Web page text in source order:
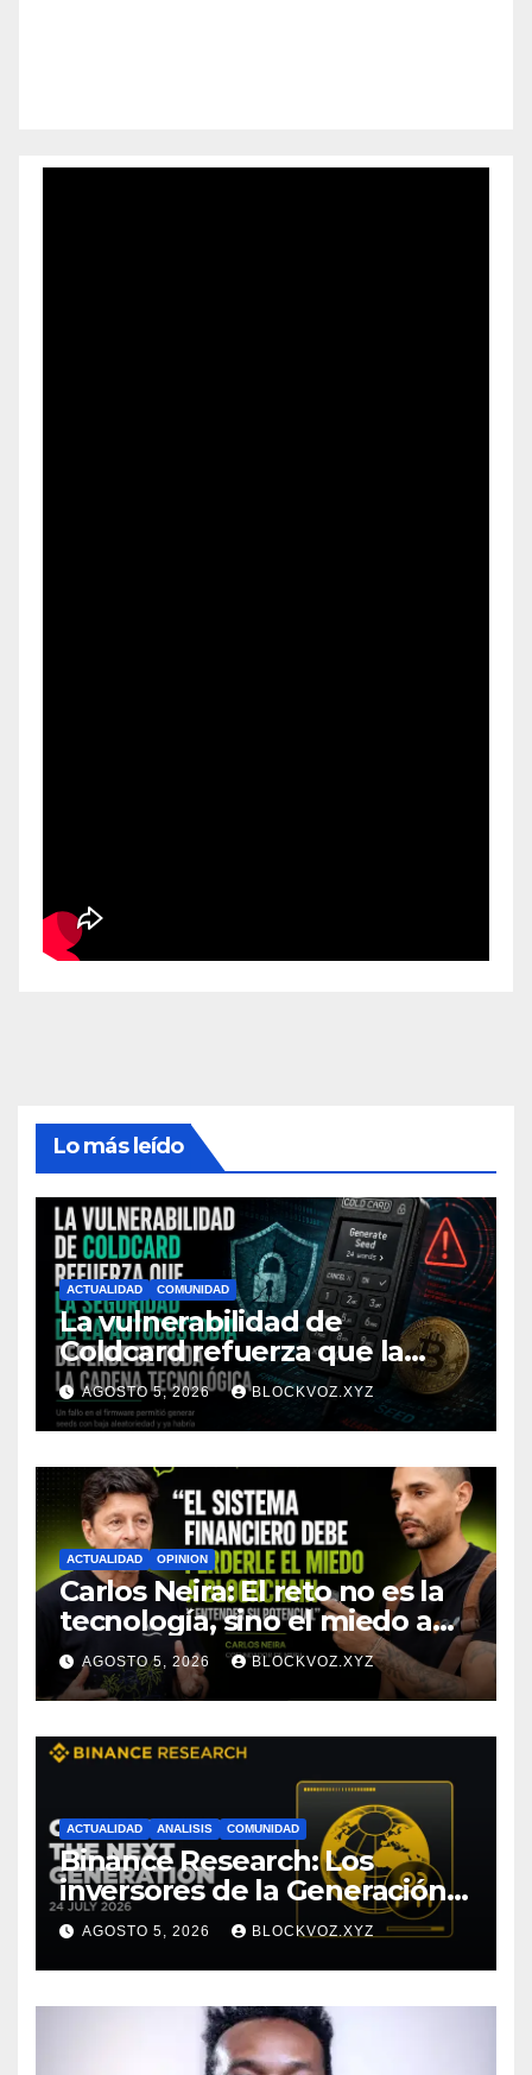
Lo más leído
ACTUALIDAD COMUNIDAD
La vulnerabilidad de
Coldcard refuerza que la
seguridad de la autocustodia
depende de toda la cadena
tecnológica, afirma CoinEx
Research
AGOSTO 5, 2026 BLOCKVOZ.XYZ
ACTUALIDAD OPINION
Carlos Neira: El reto no es la
tecnología, sino el miedo a
entenderla
AGOSTO 5, 2026 BLOCKVOZ.XYZ
ACTUALIDAD ANALISIS COMUNIDAD
Binance Research: Los
inversores de la Generación Z
empiezan más jóvenes y
muestran mayor disciplina
financiera
AGOSTO 5, 2026 BLOCKVOZ.XYZ